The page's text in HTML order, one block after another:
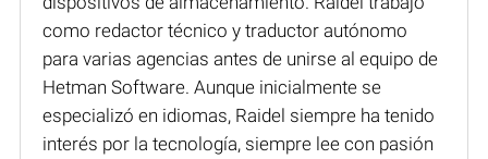
como redactor técnico y traductor autónomo
para varias agencias antes de unirse al equipo de
Hetman Software. Aunque inicialmente se
especializó en idiomas, Raidel siempre ha tenido
interés por la tecnología, siempre lee con pasión